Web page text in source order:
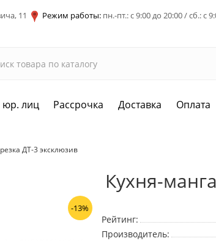
11 Режим работы: пн.-пт.: с 9:00 до 20:00 / сб.: с
юр. лиц Рассрочка Доставка Оплата
ДТ-3 эксклюзив
-13%
Кухня-
Рейтинг:
Производитель: